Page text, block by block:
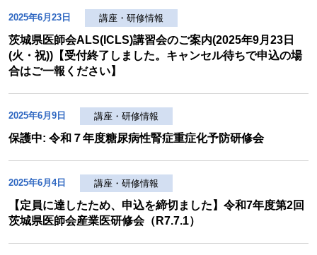
2025年6月23日 講座・研修情報
茨城県医師会ALS(ICLS)講習会のご案内(2025年9月23日
(火・祝))【受付終了しました。キャンセル待ちで申込の場
合はご一報ください】
2025年6月9日 講座・研修情報
保護中: 令和７年度糖尿病性腎症重症化予防研修会
2025年6月4日 講座・研修情報
【定員に達したため、申込を締切ました】令和7年度第2回
茨城県医師会産業医研修会（R7.7.1）